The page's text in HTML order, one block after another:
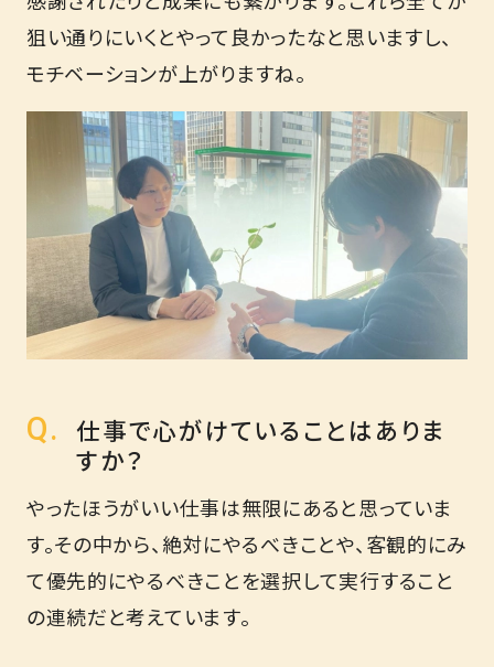
狙い通りにいくとやって良かったなと思いますし、
モチベーションが上がりますね。
仕事で心がけていることはありま
すか？
やったほうがいい仕事は無限にあると思っていま
す。その中から、絶対にやるべきことや、客観的にみ
て優先的にやるべきことを選択して実行すること
の連続だと考えています。